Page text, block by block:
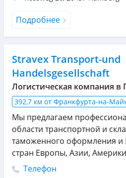
Подробнее
Stravex Transport-und
Handelsgesellschaft
Логистическая компания в
392,7 км от Франкфурта-на-
Мы предлагаем
области транспортной и
таможенного оформления и
стран Европы, Азии,
Телефон